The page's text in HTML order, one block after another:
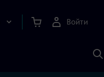
Войти